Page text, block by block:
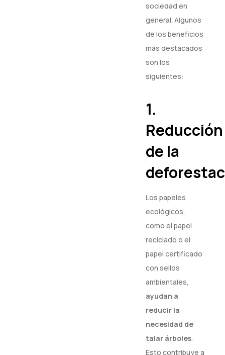
sociedad en
general. Algunos
de los beneficios
más destacados
son los
siguientes:
1.
Reducción
de la
Los papeles
ecológicos,
como el papel
reciclado o el
papel certificado
con sellos
ambientales,
ayudan a
reducir la
necesidad de
talar árboles.
Esto contribuye a